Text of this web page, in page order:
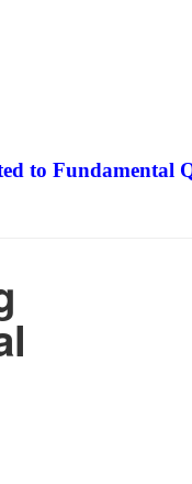
to Fundamental